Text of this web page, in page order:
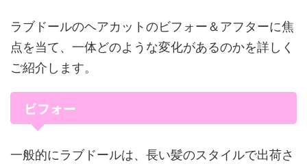
ラブドールのヘアカットのビフォー＆アフターに焦
点を当て、一体どのような変化があるのかを詳しく
ご紹介します。
ビフォー
一般的にラブドールは、長い髪のスタイルで出荷さ